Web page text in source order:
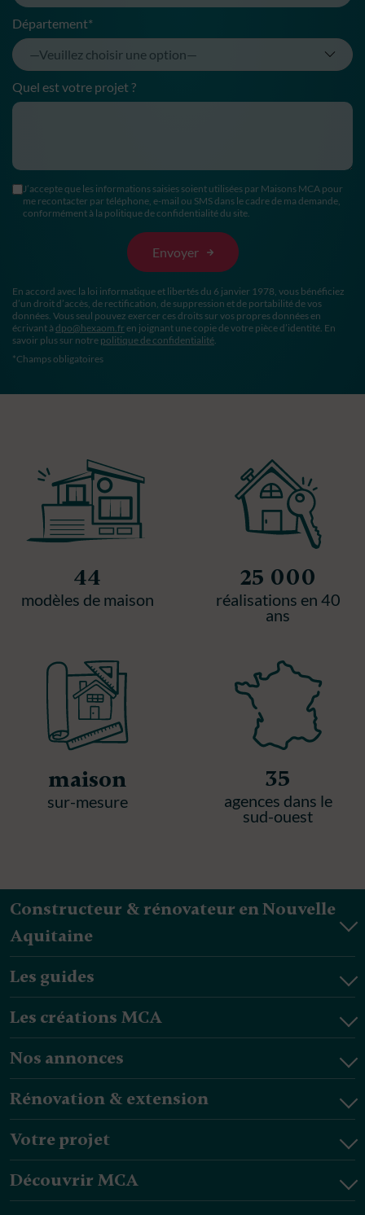
Département*
Quel est votre projet ?
J’accepte que les informations saisies soient utilisées par Maisons MCA pour
me recontacter par téléphone, e-mail ou SMS dans le cadre de ma demande,
conformément à la politique de confidentialité du site.
En accord avec la loi informatique et libertés du 6 janvier 1978, vous bénéficiez
d’un droit d’accès, de rectification, de suppression et de portabilité de vos
données. Vous seul pouvez exercer ces droits sur vos propres données en
écrivant à dpo@hexaom.fr en joignant une copie de votre pièce d’identité. En
savoir plus sur notre politique de confidentialité.
*Champs obligatoires
44
modèles de maison
25 000
réalisations en 40
ans
maison
sur-mesure
35
agences dans le
sud-ouest
Constructeur & rénovateur en Nouvelle
Aquitaine
Les guides
Les créations MCA
Nos annonces
Rénovation & extension
Votre projet
Découvrir MCA